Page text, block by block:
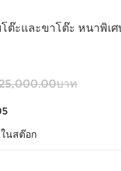
ต๊ะและขาโต๊ะ หนาพิเ
บาท
นสต๊อก